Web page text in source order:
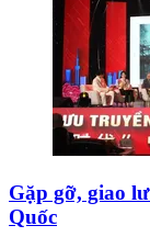
Gặp gỡ, giao
Quốc